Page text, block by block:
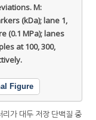
M:
(kDa); lane 1,
(0.1 MPa); lanes
at 100, 300,
Figure
가 대두 저장 단백질 중